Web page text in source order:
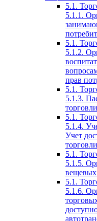
5.1.
5.1.1.
5.1.
5.1.2.
прав
5.1.
5.1.3.
5.1.
5.1.4.
Учет
5.1.
5.1.5.
вещевых
5.1.
5.1.6.